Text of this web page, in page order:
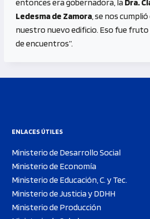
Ledesma de Zamora , se nos
nuestro nuevo edificio. Eso fue
de encuentros”.
ENLACES ÚTILES
Ministerio de Desarrollo Social
Ministerio de Economía
Ministerio de Educación, C. y Tec.
Ministerio de Justicia y DDHH
Ministerio de Producción